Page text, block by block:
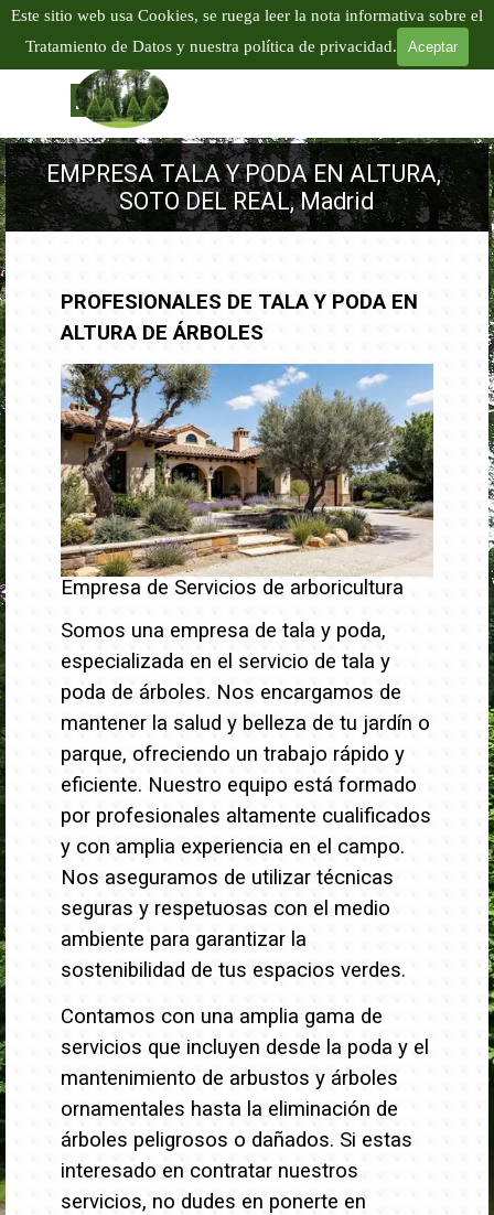
Este sitio web usa Cookies, se ruega leer la nota informativa sobre el
Tratamiento de Datos y nuestra política de privacidad.
Aceptar
Vaya al Contenido
EMPRESA PODA Y TALA EN ALTURA
TALA Y PODA DE ÁRBOLES EN ALTURA
Tel:601 904
866
Saltar menú
EMPRESA TALA Y PODA EN ALTURA,
SOTO DEL REAL, Madrid
PROFESIONALES DE TALA Y PODA EN
ALTURA DE ÁRBOLES
Empresa de Servicios de arboricultura
Somos una empresa de tala y poda,
especializada en el servicio de tala y
poda de árboles. Nos encargamos de
mantener la salud y belleza de tu jardín o
parque, ofreciendo un trabajo rápido y
eficiente. Nuestro equipo está formado
por profesionales altamente cualificados
y con amplia experiencia en el campo.
Nos aseguramos de utilizar técnicas
seguras y respetuosas con el medio
ambiente para garantizar la
sostenibilidad de tus espacios verdes.
Contamos con una amplia gama de
servicios que incluyen desde la poda y el
mantenimiento de arbustos y árboles
ornamentales hasta la eliminación de
árboles peligrosos o dañados. Si estas
interesado en contratar nuestros
servicios, no dudes en ponerte en